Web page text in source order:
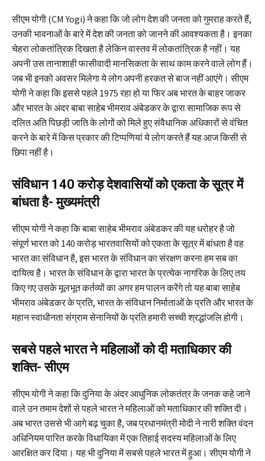
सीएम योगी (CM Yogi) ने कहा कि जो लोग देश की जनता को गुमराह करते हैं,
उनकी भावनाओं के बारे में देश की जनता को जानने की आवश्यकता है। इनका
चेहरा लोकतांत्रिक दिखता है लेकिन वास्तव में लोकतांत्रिक है नहीं। यह
अपनी उस तानाशाही फासीवादी मानसिकता के साथ काम करने वाले लोग हैं।
जब भी इनको अवसर मिलेगा ये लोग अपनी हरकत से बाज नहीं आएंगे। सीएम
योगी ने कहा कि इससे पहले 1975 रहा हो या फिर अब भारत के बाहर जाकर
और भारत के अंदर बाबा साहेब भीमराव अंबेडकर के द्वारा सामाजिक रूप से
दलित अति पिछड़ी जाति के लोगों को मिले हुए संवैधानिक अधिकारों से वंचित
करने के बारे में किस प्रकार की टिप्पणियां ये लोग करते हैं यह आज किसी से
छिपा नहीं है।
संविधान 140 करोड़ देशवासियों को एकता के सूत्र में
बांधता है- मुख्यमंत्री
सीएम योगी ने कहा कि बाबा साहेब भीमराव अंबेडकर की यह धरोहर है जो
संपूर्ण भारत को 140 करोड़ भारतवासियों को एकता के सूत्र में बांधता है वह
भारत का संविधान है, इस भारत के संविधान का संरक्षण करना हम सब का
दायित्व है। भारत के संविधान के द्वारा भारत के प्रत्येक नागरिक के लिए तय
किए गए उसके मूलभूत कर्तव्यों का अगर हम पालन करेंगे तो यह बाबा साहेब
भीमराव अंबेडकर के प्रति, भारत के संविधान निर्माताओं के प्रति और भारत के
महान स्वाधीनता संग्राम सेनानियों के प्रति हमारी सच्ची श्रद्धांजलि होगी।
सबसे पहले भारत ने महिलाओं को दी मताधिकार की
शक्ति- सीएम
सीएम योगी ने कहा कि दुनिया के अंदर आधुनिक लोकतंत्र के जनक कहे जाने
वाले उन तमाम देशों से पहले भारत ने महिलाओं को मताधिकार की शक्ति दी।
अब भारत उससे भी आगे बढ़ चुका है, जब प्रधानमंत्री मोदी ने नारी शक्ति वंदन
अधिनियम पारित करके विधायिका में एक तिहाई सदस्य महिलाओं के लिए
आरक्षित कर दिया। यह भी दुनिया में सबसे पहले भारत में हुआ। सीएम योगी ने